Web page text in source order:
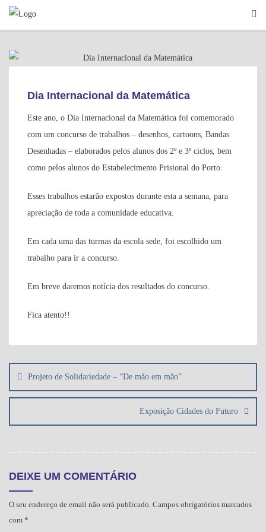
Skip
Dia Internacional da Matemática
Este ano, o Dia Internacional da Matemática foi comemorado
com um concurso de trabalhos – desenhos, cartoons, Bandas
Desenhadas – elaborados pelos alunos dos 2º e 3º ciclos, bem
como pelos alunos do Estabelecimento Prisional do Porto.
Esses trabalhos estarão expostos durante esta a semana, para
apreciação de toda a comunidade educativa.
Em cada uma das turmas da escola sede, foi escolhido um
trabalho para ir a concurso.
Em breve daremos notícia dos resultados do concurso.
Fica atento!!
de
artigos
Projeto de Solidariedade – “De mão em mão”
Exposição Cidades do Futuro
DEIXE UM COMENTÁRIO
O seu endereço de email não será publicado. Campos obrigatórios marcados
com *